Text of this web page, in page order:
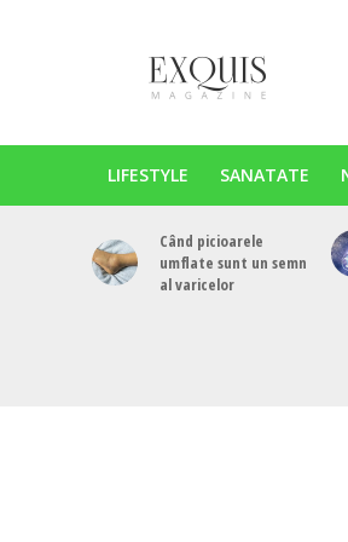
LIFESTYLE SANATATE
Când picioarele
umflate sunt un semn
al varicelor